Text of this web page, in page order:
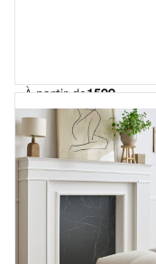
À partir de1599.-